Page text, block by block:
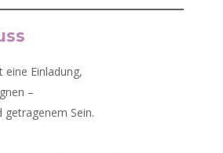
eine Einladung,
–
getragenem Sein.